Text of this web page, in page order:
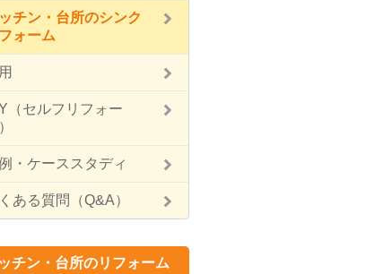
チン・台所のシンク
ォーム
（セルフリフォー
・ケーススタディ
ある質問（Q&A）
チン・台所のリフォーム